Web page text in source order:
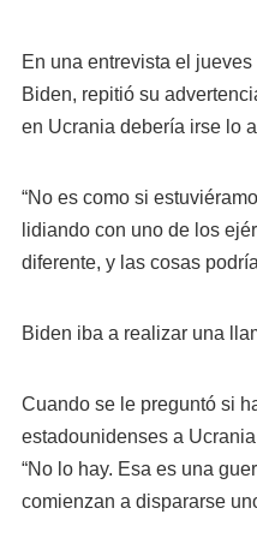
En una entrevista el
Biden, repitió su
en Ucrania debería irse lo
“No es como si
lidiando con uno de los
diferente, y las cosas
Biden iba a realizar una
Cuando se le preguntó si
estadounidenses a
“No lo hay. Esa es una
comienzan a dispararse